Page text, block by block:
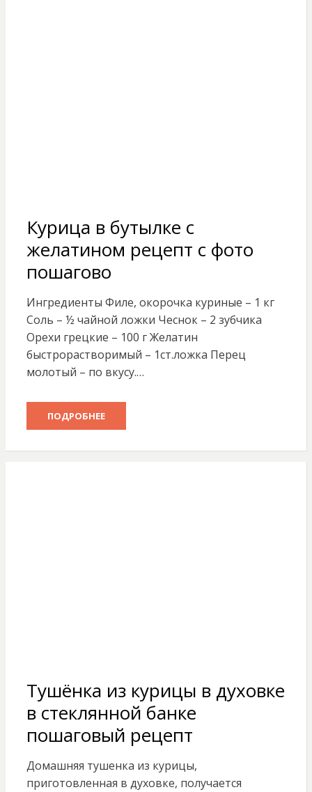
Курица в бутылке с
желатином рецепт с фото
пошагово
Ингредиенты Филе, окорочка куриные – 1 кг
Соль – ½ чайной ложки Чеснок – 2 зубчика
Орехи грецкие – 100 г Желатин
быстрорастворимый – 1ст.ложка Перец
молотый – по вкусу.…
ПОДРОБНЕЕ
Тушёнка из курицы в духовке
в стеклянной банке
пошаговый рецепт
Домашняя тушенка из курицы,
приготовленная в духовке, получается